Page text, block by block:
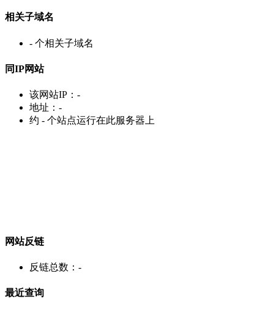
相关子域名
- 个相关子域名
同IP网站
该网站IP： -
地址： -
约 - 个站点运行在此服务器上
网站反链
反链总数： -
最近查询